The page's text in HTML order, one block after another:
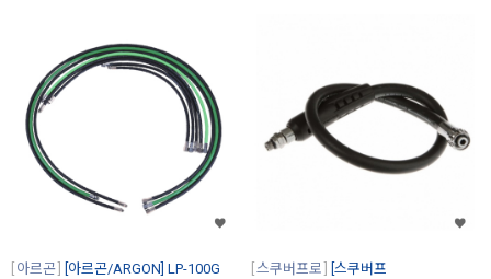
아르곤
[아르곤/ARGON] LP-100G
스쿠버프로
[스쿠버프